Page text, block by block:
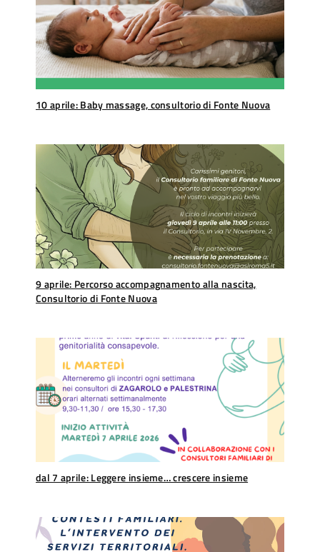
10 aprile: Baby massage, consultorio di Fonte Nuova
9 aprile: Percorso accompagnamento alla nascita,
Consultorio di Fonte Nuova
dal 7 aprile: Leggere insieme… crescere insieme